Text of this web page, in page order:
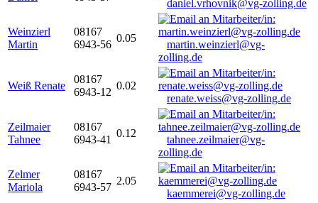
daniel.vrhovnik@vg-zolling.de
Weinzierl
Martin
08167
6943-56
0.05
martin.weinzierl@vg-
zolling.de
Weiß Renate
08167
6943-12
0.02
renate.weiss@vg-zolling.de
Zeilmaier
Tahnee
08167
6943-41
0.12
tahnee.zeilmaier@vg-
zolling.de
Zelmer
Mariola
08167
6943-57
2.05
kaemmerei@vg-zolling.de